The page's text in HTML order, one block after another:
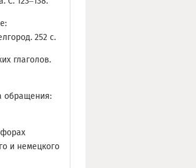
252 с.
глаголов.
обращения:
и немецкого